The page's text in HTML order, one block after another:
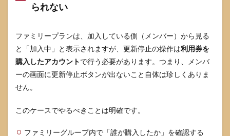
られない
ファミリープランは、加入している側（メンバー）から見る
と「加入中」と表示されますが、更新停止の操作は利用券を
購入したアカウントで行う必要があります。つまり、メンバ
ーの画面に更新停止ボタンが出ないこと自体は珍しくありま
せん。
このケースでやるべきことは明確です。
ファミリーグループ内で「誰が購入したか」を確認する